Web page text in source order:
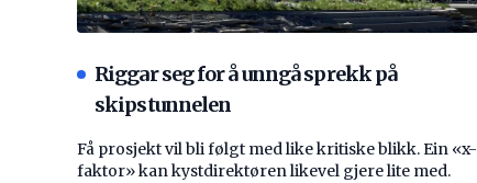
Riggar seg for å unngå sprekk på
skipstunnelen
Få prosjekt vil bli følgt med like kritiske blikk. Ein «x-
faktor» kan kystdirektøren likevel gjere lite med.